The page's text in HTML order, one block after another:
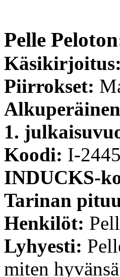
Pelle
Käsikirjoitus:
Piirrokset:
1.
Koodi: I-
INDUCKS-
Tarinan
Henkilöt:
Lyhyesti:
miten